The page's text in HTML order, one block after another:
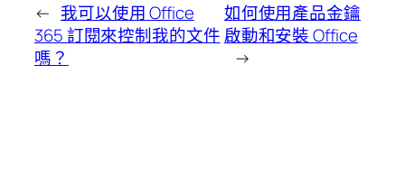
← 我可以使用 Office
365 訂閱來控制我的文件
嗎？
如何使用產品金鑰
啟動和安裝 Office
→